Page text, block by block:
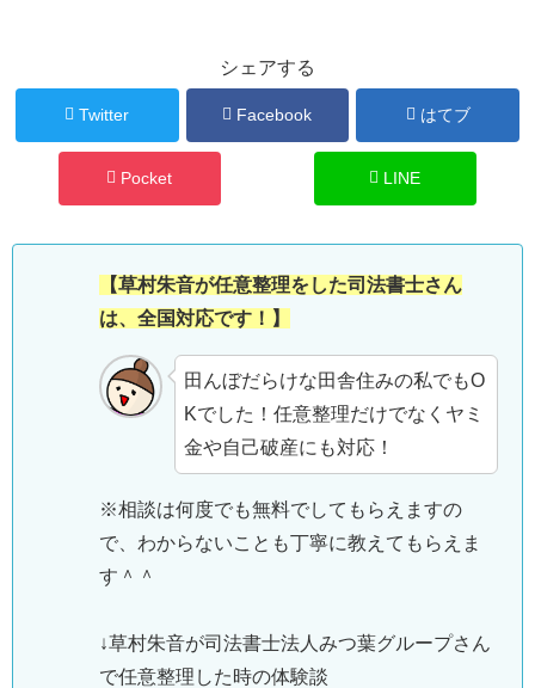
シェアする
Twitter Facebook はてブ
Pocket LINE
【草村朱音が任意整理をした司法書士さん
は、全国対応です！】
田んぼだらけな田舎住みの私でもO
Kでした！任意整理だけでなくヤミ
金や自己破産にも対応！
※相談は何度でも無料でしてもらえますの
で、わからないことも丁寧に教えてもらえま
す＾＾
↓草村朱音が司法書士法人みつ葉グループさん
で任意整理した時の体験談